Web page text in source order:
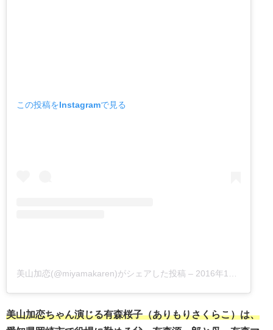
この投稿をInstagramで見る
美山加恋(@miyamakaren)がシェアした投稿 – 2016年12月月12日午前12時16分PST
美山加恋ちゃん演じる有森桜子（ありもりさくらこ）は、